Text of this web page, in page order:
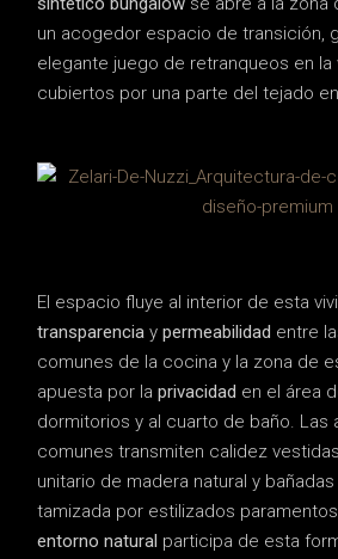
un acogedor espacio de transición,
elegante juego de retranqueos en
cubiertos por una parte del tejado
El espacio fluye al interior de esta
transparencia ypermeabilidad entre
comunes de la cocina y la zona de
apuesta por laprivacidad en el área
dormitorios y al cuarto de baño. Las
comunes transmiten calidez
unitario de madera natural y
tamizada por estilizados
entorno natural participa de esta